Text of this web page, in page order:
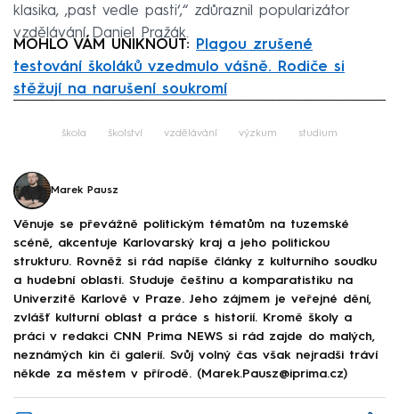
klasika, ‚past vedle pasti‘,“ zdůraznil popularizátor
vzdělávání Daniel Pražák.
MOHLO VÁM UNIKNOUT:
Plagou zrušené
testování školáků vzedmulo vášně. Rodiče si
stěžují na narušení soukromí
škola školství vzdělávání výzkum studium
Marek Pausz
Věnuje se převážně politickým tématům na tuzemské
scéně, akcentuje Karlovarský kraj a jeho politickou
strukturu. Rovněž si rád napíše články z kulturního soudku
a hudební oblasti. Studuje češtinu a komparatistiku na
Univerzitě Karlově v Praze. Jeho zájmem je veřejné dění,
zvlášť kulturní oblast a práce s historií. Kromě školy a
práci v redakci CNN Prima NEWS si rád zajde do malých,
neznámých kin či galerií. Svůj volný čas však nejradši tráví
někde za městem v přírodě. (Marek.Pausz@iprima.cz)